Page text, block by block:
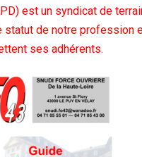
est un syndicat de
statut de notre profession
ses adhérents.